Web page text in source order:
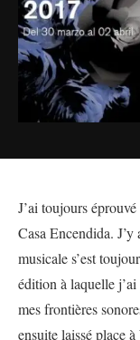
J’ai toujours
Casa Encendida.
musicale s’est
édition à laquelle
mes frontières
ensuite laissé place à